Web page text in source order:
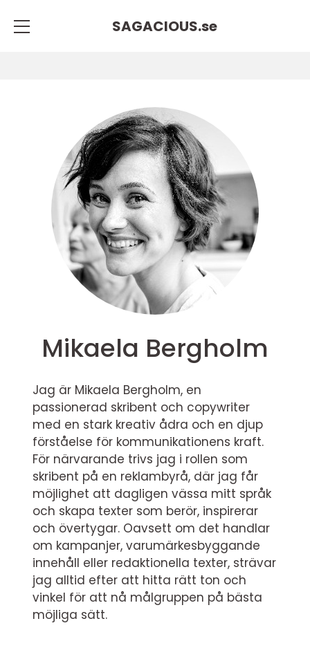
SAGACIOUS.se
Mikaela Bergholm
Jag är Mikaela Bergholm, en
passionerad skribent och copywriter
med en stark kreativ ådra och en djup
förståelse för kommunikationens kraft.
För närvarande trivs jag i rollen som
skribent på en reklambyrå, där jag får
möjlighet att dagligen vässa mitt språk
och skapa texter som berör, inspirerar
och övertygar. Oavsett om det handlar
om kampanjer, varumärkesbyggande
innehåll eller redaktionella texter, strävar
jag alltid efter att hitta rätt ton och
vinkel för att nå målgruppen på bästa
möjliga sätt.